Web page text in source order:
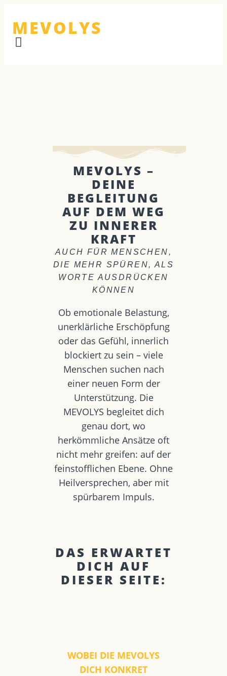
MEVOLYS
MEVOLYS –
DEINE
BEGLEITUNG
AUF DEM WEG
ZU INNERER
KRAFT
AUCH FÜR MENSCHEN,
DIE MEHR SPÜREN, ALS
WORTE AUSDRÜCKEN
KÖNNEN
Ob emotionale Belastung,
unerklärliche Erschöpfung
oder das Gefühl, innerlich
blockiert zu sein – viele
Menschen suchen nach
einer neuen Form der
Unterstützung. Die
MEVOLYS begleitet dich
genau dort, wo
herkömmliche Ansätze oft
nicht mehr greifen: auf der
feinstofflichen Ebene. Ohne
Heilversprechen, aber mit
spürbarem Impuls.
DAS ERWARTET
DICH AUF
DIESER SEITE:
WOBEI DIE MEVOLYS
DICH KONKRET